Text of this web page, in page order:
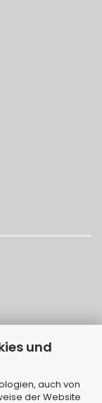
und
auch von
der Website